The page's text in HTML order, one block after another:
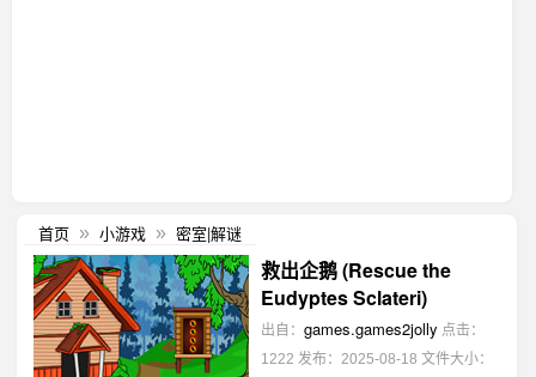
首页 » 小游戏 » 密室|解谜
救出企鹅 (Rescue the
Eudyptes Sclateri)
出自： games.games2jolly 点击：
1222 发布：2025-08-18 文件大小：